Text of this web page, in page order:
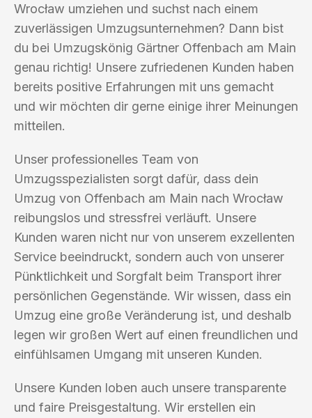
Wrocław umziehen und suchst nach einem
zuverlässigen Umzugsunternehmen? Dann bist
du bei Umzugskönig Gärtner Offenbach am Main
genau richtig! Unsere zufriedenen Kunden haben
bereits positive Erfahrungen mit uns gemacht
und wir möchten dir gerne einige ihrer Meinungen
mitteilen.
Unser professionelles Team von
Umzugsspezialisten sorgt dafür, dass dein
Umzug von Offenbach am Main nach Wrocław
reibungslos und stressfrei verläuft. Unsere
Kunden waren nicht nur von unserem exzellenten
Service beeindruckt, sondern auch von unserer
Pünktlichkeit und Sorgfalt beim Transport ihrer
persönlichen Gegenstände. Wir wissen, dass ein
Umzug eine große Veränderung ist, und deshalb
legen wir großen Wert auf einen freundlichen und
einfühlsamen Umgang mit unseren Kunden.
Unsere Kunden loben auch unsere transparente
und faire Preisgestaltung. Wir erstellen ein